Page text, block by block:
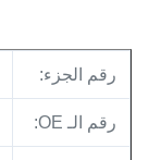
رقم الجزء:
رقم الـ OE: